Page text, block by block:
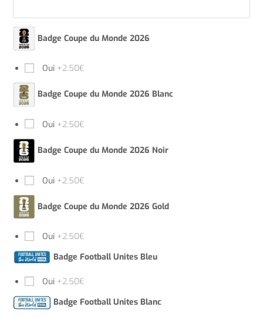
Badge Coupe du Monde 2026
Oui +2.50€
Badge Coupe du Monde 2026 Blanc
Oui +2.50€
Badge Coupe du Monde 2026 Noir
Oui +2.50€
Badge Coupe du Monde 2026 Gold
Oui +2.50€
Badge Football Unites Bleu
Oui +2.50€
Badge Football Unites Blanc